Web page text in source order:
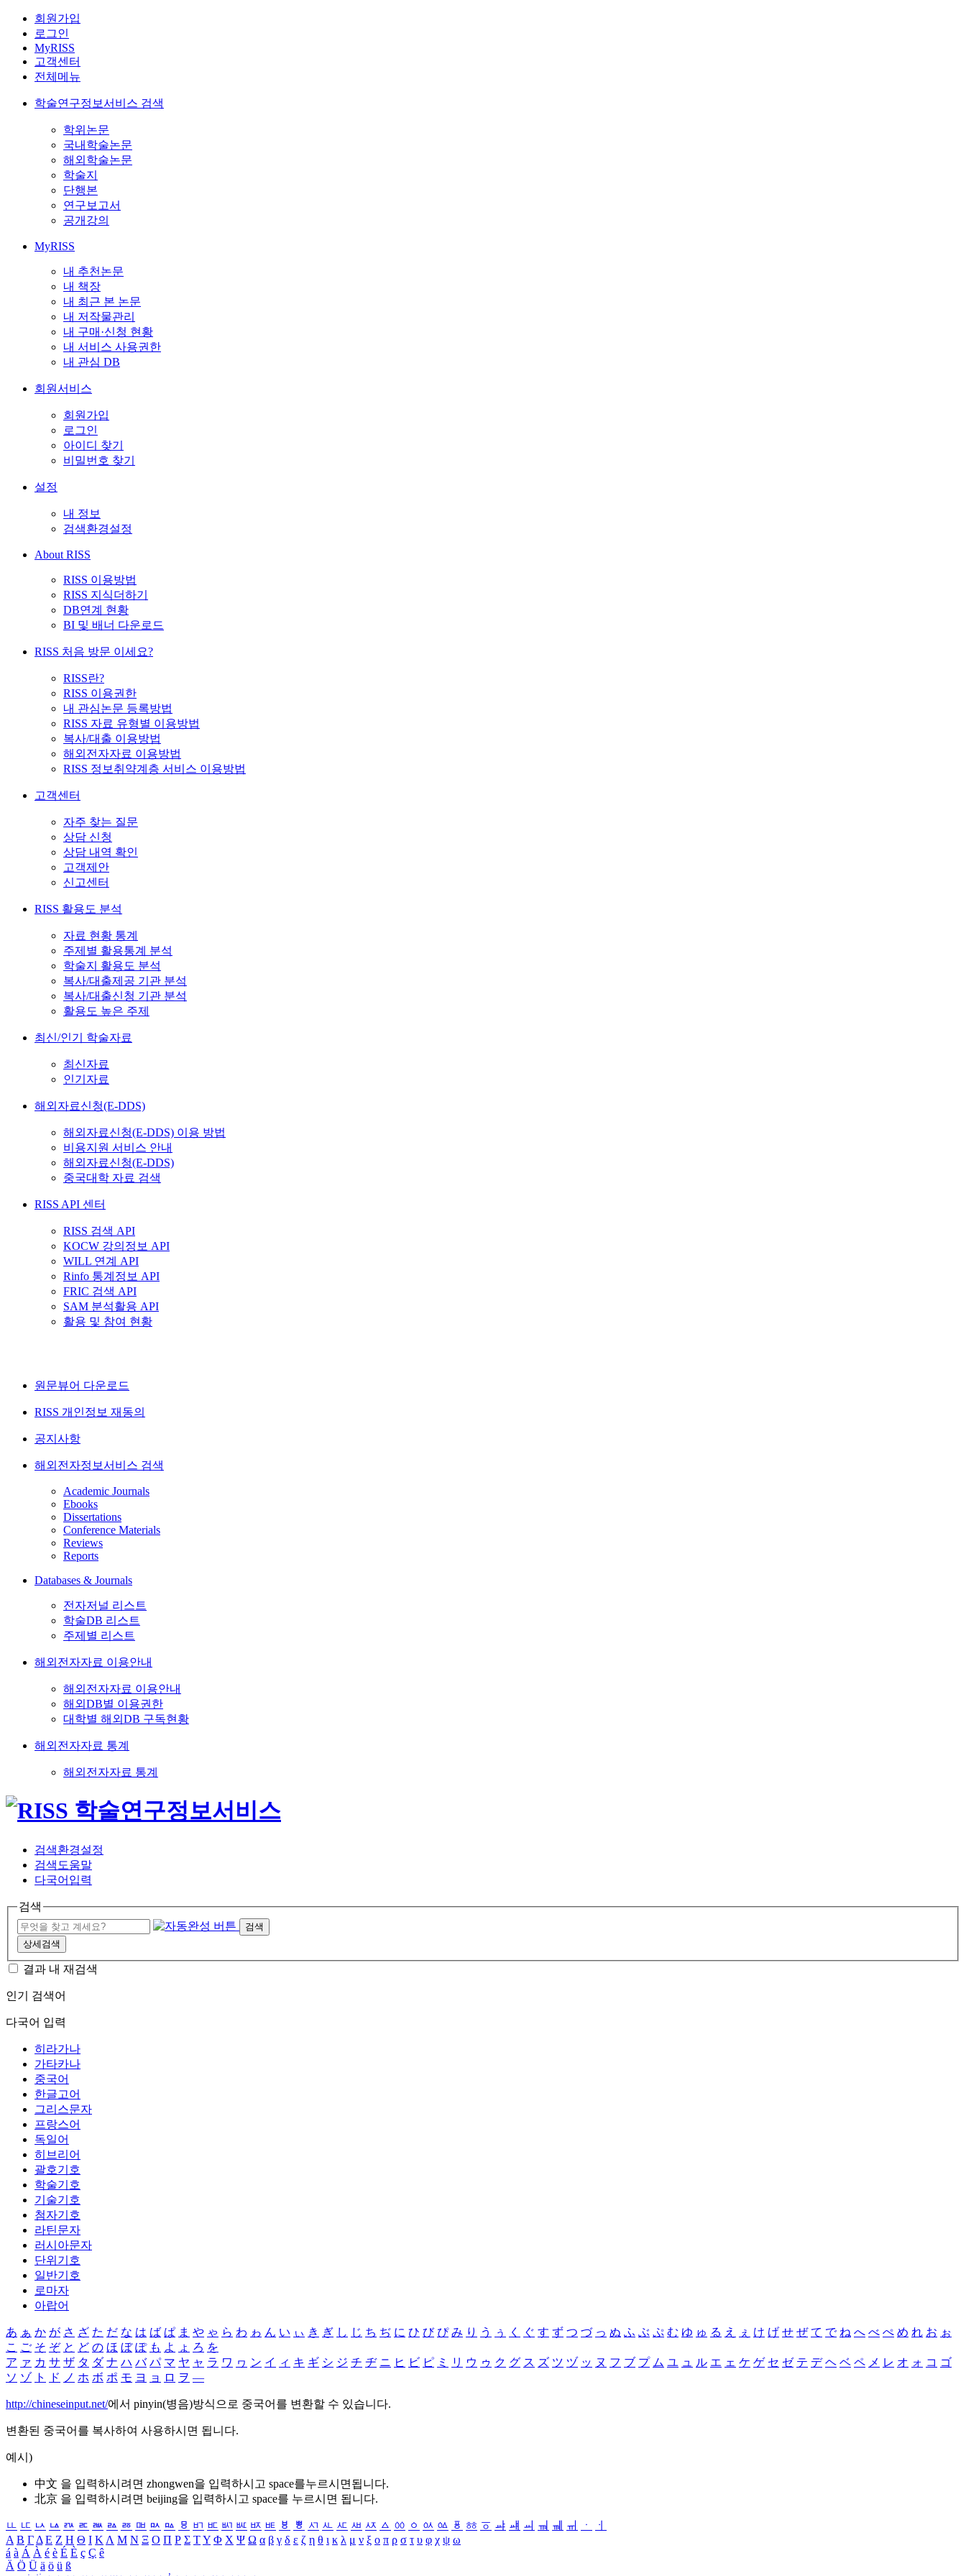
회원가입
로그인
MyRISS
고객센터
전체메뉴
학술연구정보서비스 검색
학위논문
국내학술논문
해외학술논문
학술지
단행본
연구보고서
공개강의
MyRISS
내 추천논문
내 책장
내 최근 본 논문
내 저작물관리
내 구매·신청 현황
내 서비스 사용권한
내 관심 DB
회원서비스
회원가입
로그인
아이디 찾기
비밀번호 찾기
설정
내 정보
검색환경설정
About RISS
RISS 이용방법
RISS 지식더하기
DB연계 현황
BI 및 배너 다운로드
RISS 처음 방문 이세요?
RISS란?
RISS 이용권한
내 관심논문 등록방법
RISS 자료 유형별 이용방법
복사/대출 이용방법
해외전자자료 이용방법
RISS 정보취약계층 서비스 이용방법
고객센터
자주 찾는 질문
상담 신청
상담 내역 확인
고객제안
신고센터
RISS 활용도 분석
자료 현황 통계
주제별 활용통계 분석
학술지 활용도 분석
복사/대출제공 기관 분석
복사/대출신청 기관 분석
활용도 높은 주제
최신/인기 학술자료
최신자료
인기자료
해외자료신청(E-DDS)
해외자료신청(E-DDS) 이용 방법
비용지원 서비스 안내
해외자료신청(E-DDS)
중국대학 자료 검색
RISS API 센터
RISS 검색 API
KOCW 강의정보 API
WILL 연계 API
Rinfo 통계정보 API
FRIC 검색 API
SAM 분석활용 API
활용 및 참여 현황
원문뷰어 다운로드
RISS 개인정보 재동의
공지사항
해외전자정보서비스 검색
Academic Journals
Ebooks
Dissertations
Conference Materials
Reviews
Reports
Databases & Journals
전자저널 리스트
학술DB 리스트
주제별 리스트
해외전자자료 이용안내
해외전자자료 이용안내
해외DB별 이용권한
대학별 해외DB 구독현황
해외전자자료 통계
해외전자자료 통계
검색환경설정
검색도움말
다국어입력
검색
검색
상세검색
결과 내 재검색
인기 검색어
다국어 입력
히라가나
가타카나
중국어
한글고어
그리스문자
프랑스어
독일어
히브리어
괄호기호
학술기호
기술기호
첨자기호
라틴문자
러시아문자
단위기호
일반기호
로마자
아랍어
あ ぁ か が さ ざ た だ な は ば ぱ ま や ゃ ら わ ゎ ん い ぃ き ぎ し じ ち ぢ に ひ び ぴ み り う ぅ く ぐ す ず つ づ っ ぬ ふ ぶ ぷ む ゆ ゅ る え ぇ け げ せ ぜ て で ね へ べ ぺ め れ お ぉ
こ ご そ ぞ と ど の ほ ぼ ぽ も よ ょ ろ を
ア ァ カ サ ザ タ ダ ナ ハ バ パ マ ヤ ャ ラ ワ ヮ ン イ ィ キ ギ シ ジ チ ヂ ニ ヒ ビ ピ ミ リ ウ ゥ ク グ ス ズ ツ ヅ ッ ヌ フ ブ プ ム ユ ュ ル エ ェ ケ ゲ セ ゼ テ デ ヘ ベ ペ メ レ オ ォ コ ゴ
ソ ゾ ト ド ノ ホ ボ ポ モ ヨ ョ ロ ヲ ―
http://chineseinput.net/에서 pinyin(병음)방식으로 중국어를 변환할 수 있습니다.
변환된 중국어를 복사하여 사용하시면 됩니다.
예시)
中文 을 입력하시려면 zhongwen을 입력하시고 space를누르시면됩니다.
北京 을 입력하시려면 beijing을 입력하시고 space를 누르시면 됩니다.
ㅥ ㅦ ㅧ ㅨ ㅩ ㅪ ㅫ ㅬ ㅭ ㅮ ㅯ ㅰ ㅱ ㅲ ㅳ ㅴ ㅵ ㅶ ㅷ ㅸ ㅹ ㅺ ㅻ ㅼ ㅽ ㅾ ㅿ ㆀ ㆁ ㆂ ㆃ ㆄ ㆅ ㆆ ㆇ ㆈ ㆉ ㆊ ㆋ ㆌ ㆍ
ㆎ
Α Β ΓΔ Ε Ζ Η Θ Ι ΚΛ Μ Ν Ξ Ο Π Ρ Σ ΤΥ Φ Χ Ψ Ω α β γ δ ε ζ η θ ι κ λ μ ν ξ ο π ρ σ τ υ φ χ ψ ω
á à Á À é è É È ç Ç ê
Ä Ö Ü ä ö ü ß